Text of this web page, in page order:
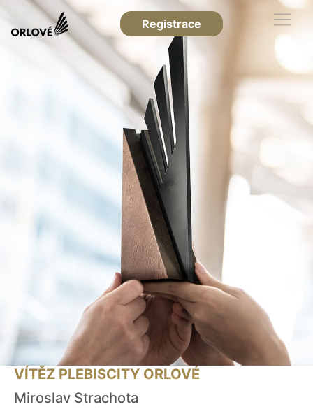
Registrace
VÍTĚZ PLEBISCITY ORLOVÉ
Miroslav Strachota